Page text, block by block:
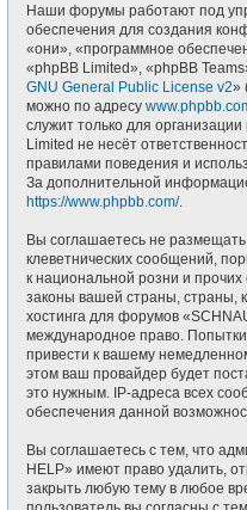
Наши форумы работают под
обеспечения для создания
«они», «программное
«phpBB Limited», «phpBB
GNU General Public License v2»
можно по адресу
служит только для
Limited не несёт
правилами поведения и
За дополнительной
https://www.phpbb.com/.
Вы соглашаетесь не
клеветнических сообщений,
к национальной розни и
законы вашей страны, страны,
хостинга для форумов
международное право.
привести к вашему
этом ваш провайдер будет
это нужным. IP-адреса всех
обеспечения данной
Вы соглашаетесь с тем, что
HELP» имеют право удалить,
закрыть любую тему в любое